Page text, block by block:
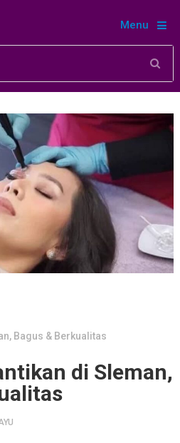
Menu
Bagus & Berkualitas
di Sleman,